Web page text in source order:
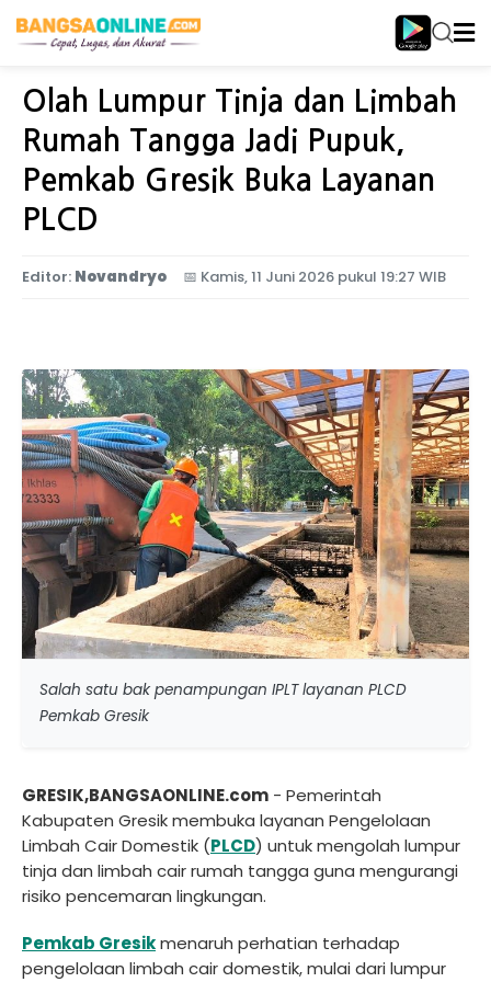
Home Jawa Timur
Olah Lumpur Tinja dan Limbah
Rumah Tangga Jadi Pupuk,
Pemkab Gresik Buka Layanan
PLCD
Editor: Novandryo 📅 Kamis, 11 Juni 2026 pukul 19:27 WIB
Salah satu bak penampungan IPLT layanan PLCD
Pemkab Gresik
GRESIK,BANGSAONLINE.com - Pemerintah
Kabupaten Gresik membuka layanan Pengelolaan
Limbah Cair Domestik (PLCD) untuk mengolah lumpur
tinja dan limbah cair rumah tangga guna mengurangi
risiko pencemaran lingkungan.
Pemkab Gresikmenaruh perhatian terhadap
pengelolaan limbah cair domestik, mulai dari lumpur